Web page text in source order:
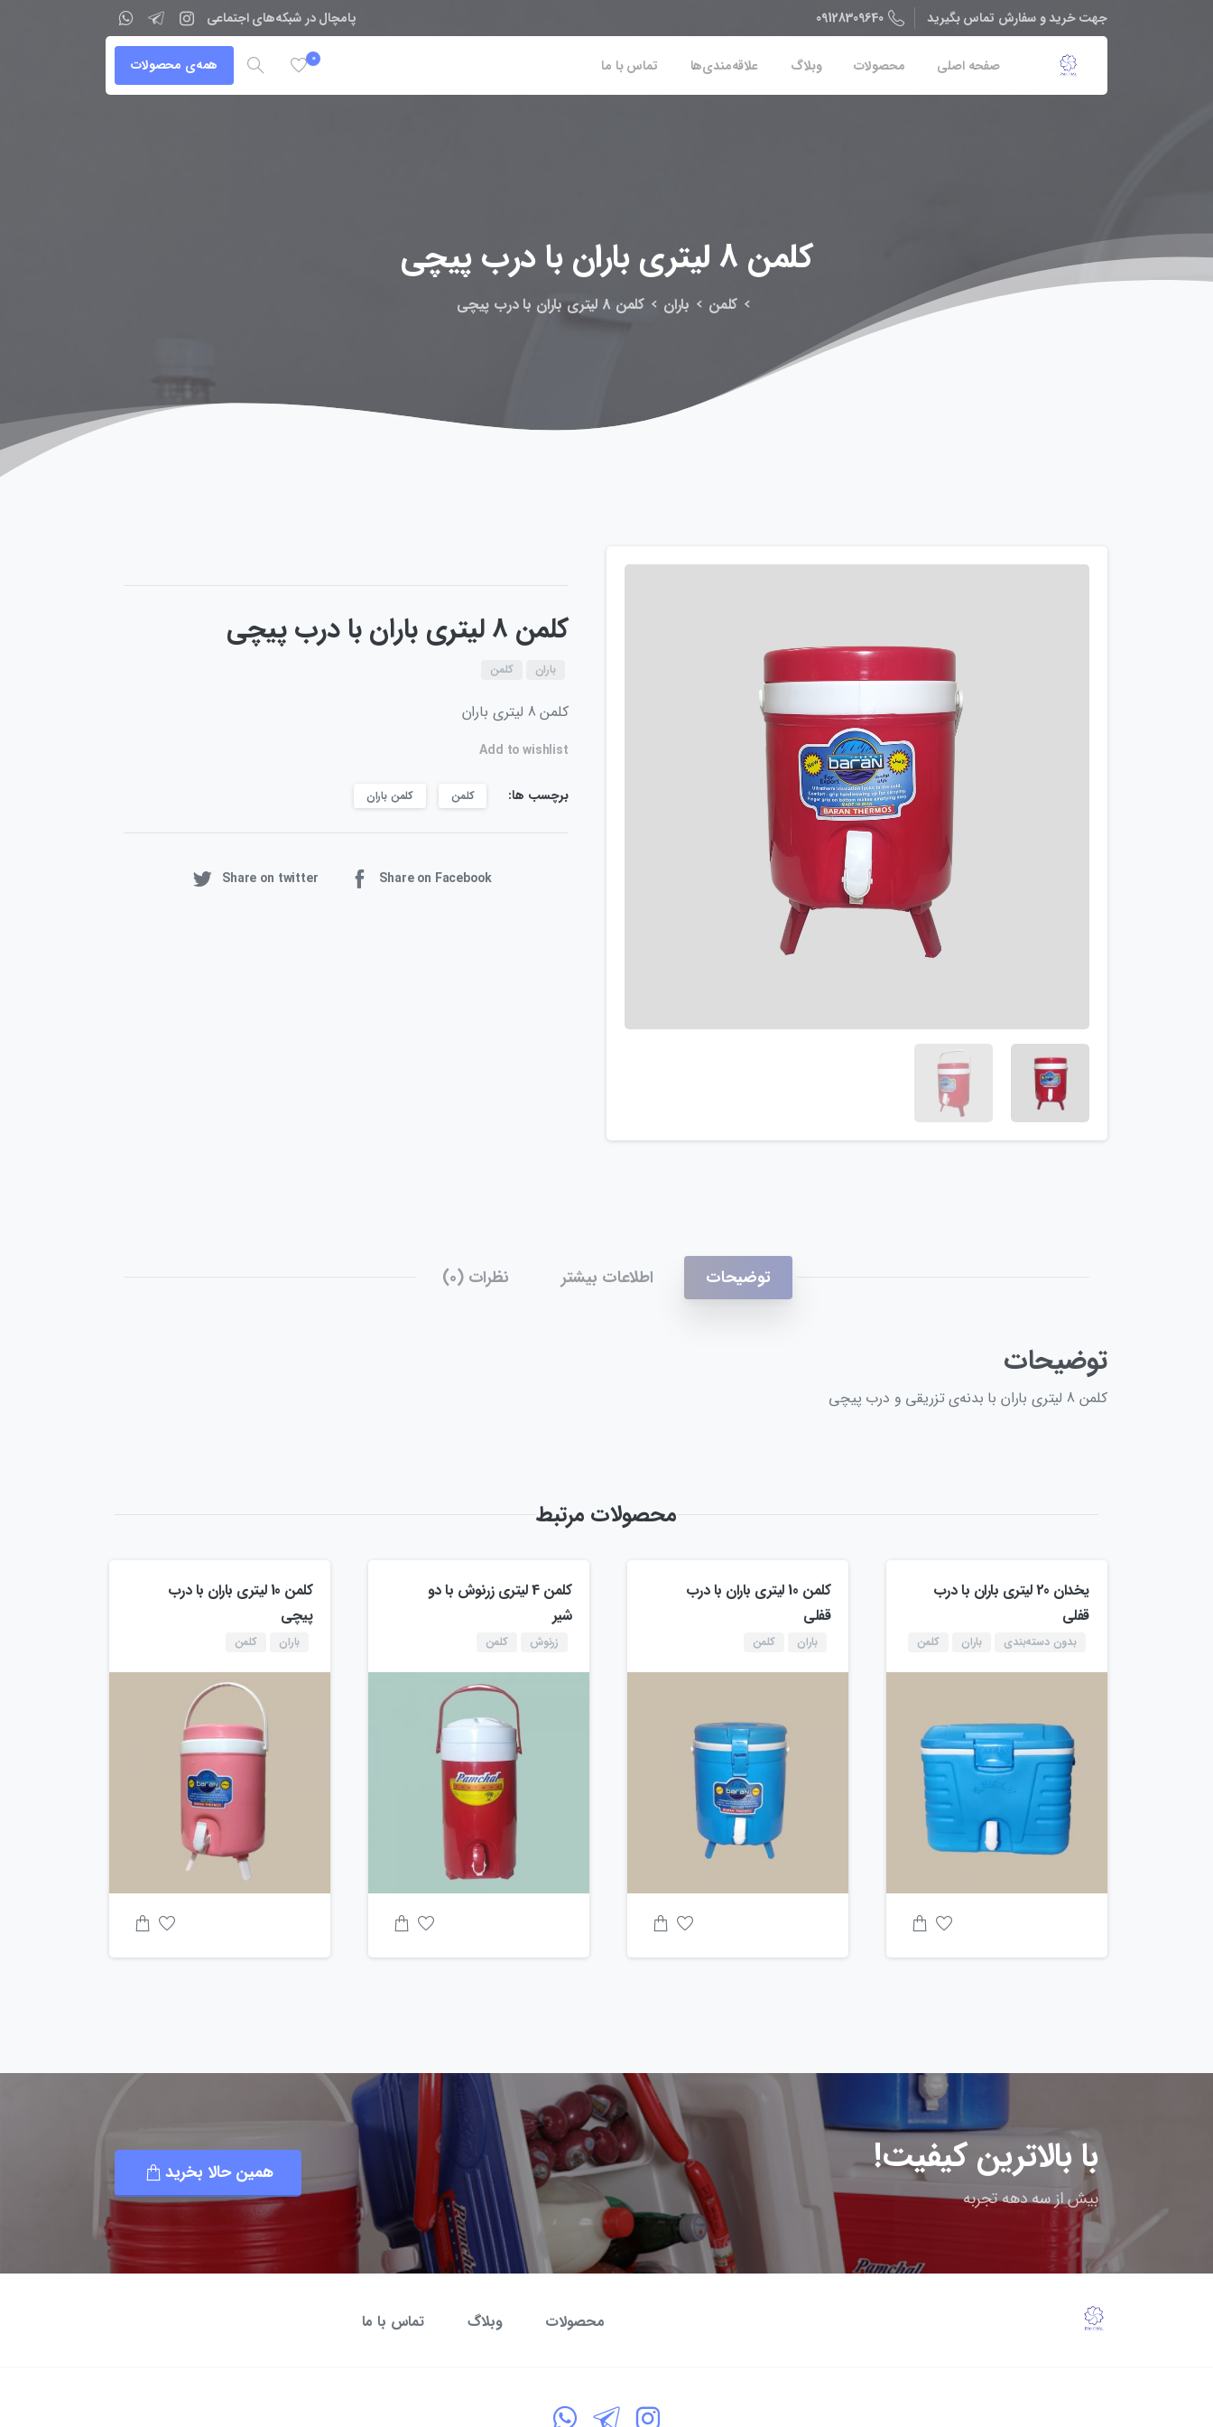
جهت خرید و سفارش تماس بگیرید 09128309640 پامچال در شبکه‌های اجتماعی
صفحه اصلی محصولات وبلاگ علاقه‌مندی‌ها تماس با ما 0 همه‌ی محصولات
کلمن 8لیتری باران بادربپیچی
کلمن باران کلمن 8 لیتری باران با درب پیچی
کلمن 8 لیتری باران با درب پیچی
باران کلمن
کلمن 8 لیتری باران
Add to wishlist
برچسب ها: کلمن کلمن باران
Share on Facebook
Share on twitter
توضیحات اطلاعات بیشتر نظرات (0)
توضیحات
کلمن 8 لیتری باران با بدنه‌ی تزریقی و درب پیچی
محصولات مرتبط
یخدان 20 لیتری باران با درب
قفلی
بدون دسته‌بندی باران کلمن
کلمن 10 لیتری باران با درب
قفلی
باران کلمن
کلمن 4 لیتری زرنوش با دو
شیر
زرنوش کلمن
کلمن 10 لیتری باران با درب
پیچی
باران کلمن
با بالاترین کیفیت!
بیش از سه دهه تجربه
همین حالا بخرید
محصولات وبلاگ تماس با ما